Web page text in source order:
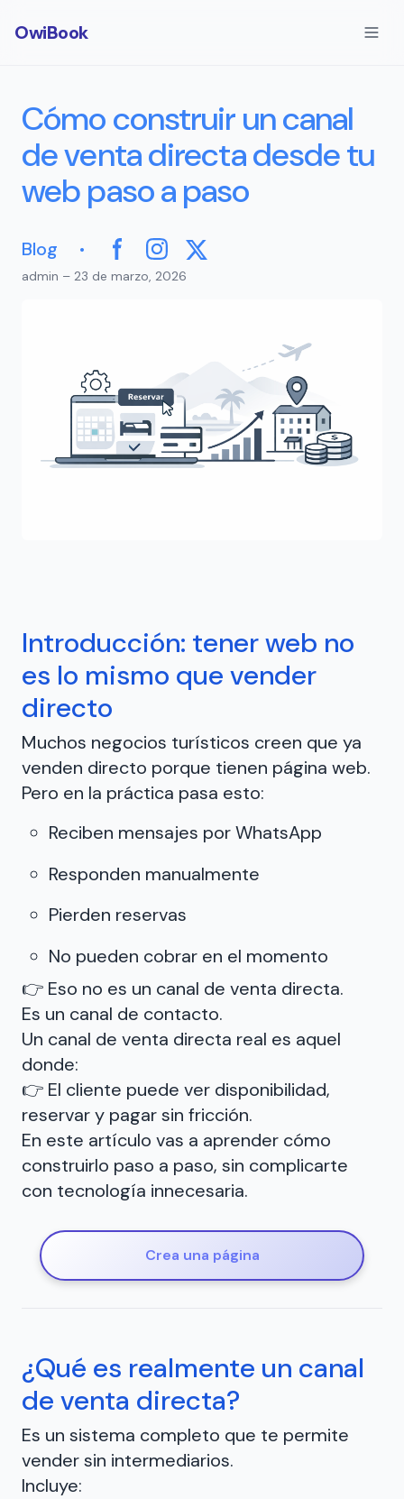
OwiBook
Cómo construir un canal
de venta directa desde tu
web paso a paso
Blog · FacebookInstagram
X
admin – 23 de marzo, 2026
Introducción: tener web no
es lo mismo que vender
directo
Muchos negocios turísticos creen que ya
venden directo porque tienen página web.
Pero en la práctica pasa esto:
Reciben mensajes por WhatsApp
Responden manualmente
Pierden reservas
No pueden cobrar en el momento
👉 Eso no es un canal de venta directa.
Es un canal de contacto.
Un canal de venta directa real es aquel
donde:
👉 El cliente puede ver disponibilidad,
reservar y pagar sin fricción.
En este artículo vas a aprender cómo
construirlo paso a paso, sin complicarte
con tecnología innecesaria.
Crea una página
¿Qué es realmente un canal
de venta directa?
Es un sistema completo que te permite
vender sin intermediarios.
Incluye: